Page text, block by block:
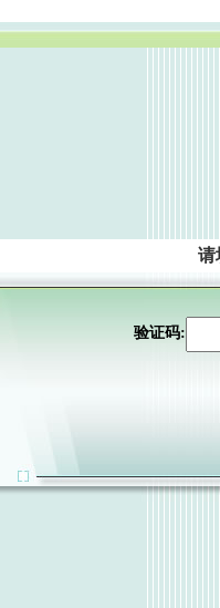
请
验证码: